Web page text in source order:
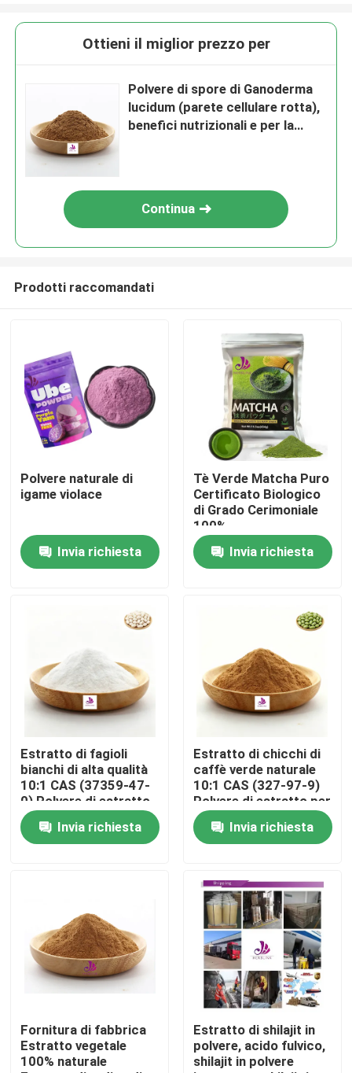
Prodotti
Video
Circa noi
Giro della fabbrica
Contatto Stati Uniti
Notizie
Estratto naturale della pianta
Ottieni il miglior prezzo per
Polvere di spore di Ganoderma
lucidum (parete cellulare rotta),
benefici nutrizionali e per la
Continua
Prodotti raccomandati
Polvere naturale di
igame violace
Invia richiesta
Tè Verde Matcha Puro
Certificato Biologico
di Grado Cerimoniale
100%
Invia richiesta
Estratto di fagioli
bianchi di alta qualità
10:1 CAS (37359-47-
0) Polvere di estratto
di fagioli bianchi
naturaliInvia richiesta
Estratto di chicchi di
caffè verde naturale
10:1 CAS (327-97-9)
Polvere di estratto per
uso alimentare
Invia richiesta
Fornitura di fabbrica
Estratto vegetale
100% naturale
Estratto di shilajit in
polvere, acido fulvico,
shilajit in polvere